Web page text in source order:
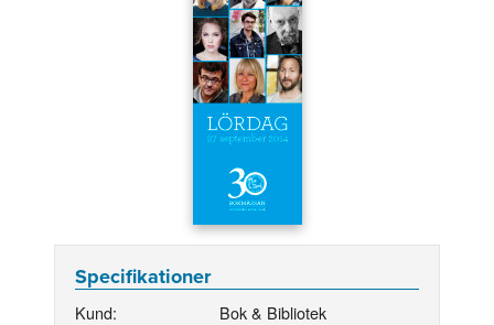
Specifikationer
Kund:
Bok & Bibliotek